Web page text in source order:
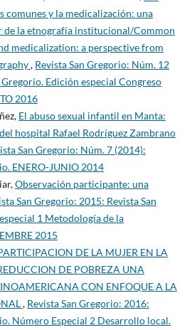
comunes y la medicalización: una
de la etnografía institucional/Common
medicalization: a perspective from
, Revista San Gregorio: Núm. 12
Gregorio. Edición especial Congreso
2016
El abuso sexual infantil en Manta:
hospital Rafael Rodríguez Zambrano
San Gregorio: Núm. 7 (2014):
ENERO-JUNIO 2014
Observación participante: una
San Gregorio: 2015: Revista San
1 Metodología de la
2015
DE LA MUJER EN LA
DE POBREZA UNA
CON ENFOQUE A LA
, Revista San Gregorio: 2016:
Número Especial 2 Desarrollo local.